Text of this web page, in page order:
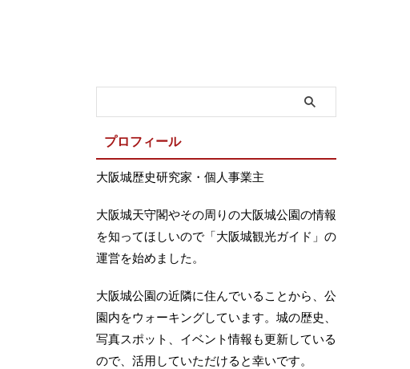
プロフィール
大阪城歴史研究家・個人事業主
大阪城天守閣やその周りの大阪城公園の情報
を知ってほしいので「大阪城観光ガイド」の
運営を始めました。
大阪城公園の近隣に住んでいることから、公
園内をウォーキングしています。城の歴史、
写真スポット、イベント情報も更新している
ので、活用していただけると幸いです。